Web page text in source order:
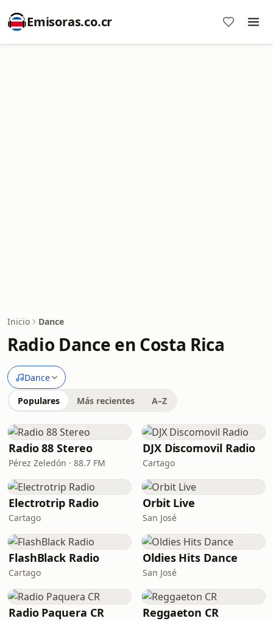
Emisoras.co.cr
Inicio Dance
Radio Dance en Costa Rica
Dance
Populares Más recientes A–Z
Radio 88 Stereo
Pérez Zeledón · 88.7 FM
DJX Discomovil Radio
Cartago
Electrotrip Radio
Cartago
Orbit Live
San José
FlashBlack Radio
Cartago
Oldies Hits Dance
San José
Radio Paquera CR Reggaeton CR